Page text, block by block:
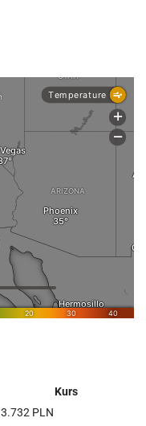
Kurs
3.732 PLN